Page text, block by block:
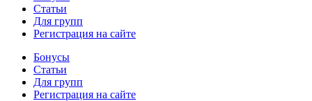
Статьи
Для групп
Регистрация на сайте
Бонусы
Статьи
Для групп
Регистрация на сайте